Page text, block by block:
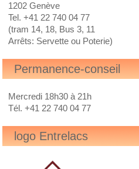
1202 Genève
Tel. +41 22 740 04 77
(tram 14, 18, Bus 3, 11
Arrêts: Servette ou Poterie)
Permanence-conseil
Mercredi 18h30 à 21h
Tél. +41 22 740 04 77
logo Entrelacs